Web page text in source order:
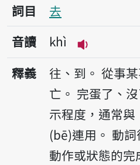
詞目
去
音讀
khì
播放音讀
釋義 往、到。 從事某
亡。 完蛋了、
示程度，通常與
(bē)連用。 動
動作或狀態的完